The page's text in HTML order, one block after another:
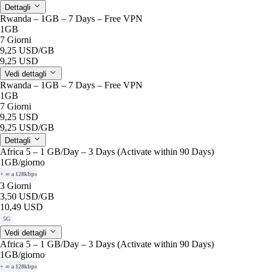
Dettagli
Rwanda – 1GB – 7 Days – Free VPN
1GB
7 Giorni
9,25 USD/GB
9,25 USD
Vedi dettagli
Rwanda – 1GB – 7 Days – Free VPN
1GB
7 Giorni
9,25 USD
9,25 USD/GB
Dettagli
Africa 5 – 1 GB/Day – 3 Days (Activate within 90 Days)
1GB/giorno
+ ∞ a 128kbps
3 Giorni
3,50 USD/GB
10,49 USD
5G
Vedi dettagli
Africa 5 – 1 GB/Day – 3 Days (Activate within 90 Days)
1GB/giorno
+ ∞ a 128kbps